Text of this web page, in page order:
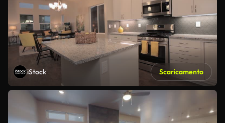
iStock Scaricamento